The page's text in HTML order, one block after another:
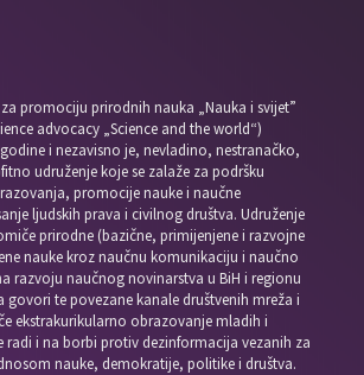
promociju prirodnih nauka „Nauka i svijet”
advocacy „Science and the world“)
i nezavisno je, nevladino, nestranačko,
udruženje koje se zalaže za podršku
promocije nauke i naučne
ljudskih prava i civilnog društva. Udruženje
prirodne (bazične, primijenjene i razvojne
nauke kroz naučnu komunikaciju i naučno
razvoju naučnog novinarstva u BiH i regionu
govori te povezane kanale društvenih mreža i
ekstrakurikularno obrazovanje mladih i
radi i na borbi protiv dezinformacija vezanih za
nauke, demokratije, politike i društva.